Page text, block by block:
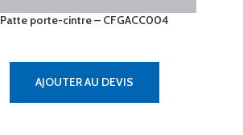
Patte porte-cintre – CFGACC004
AJOUTER AU DEVIS